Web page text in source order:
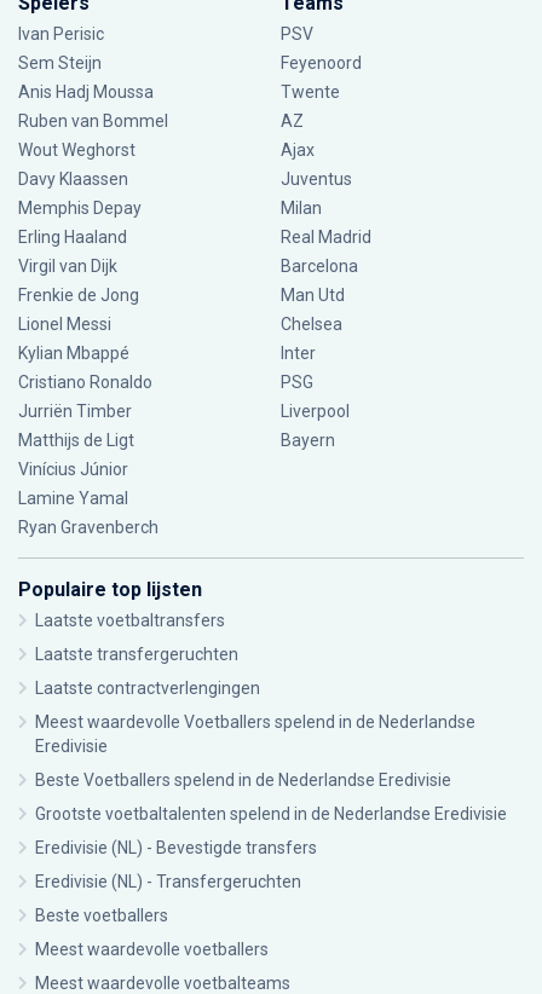
Ivan Perisic
Sem Steijn
Anis Hadj Moussa
Ruben van Bommel
Wout Weghorst
Davy Klaassen
Memphis Depay
Erling Haaland
Virgil van Dijk
Frenkie de Jong
Lionel Messi
Kylian Mbappé
Cristiano Ronaldo
Jurriën Timber
Matthijs de Ligt
Vinícius Júnior
Lamine Yamal
Ryan Gravenberch
PSV
Feyenoord
Twente
AZ
Ajax
Juventus
Milan
Real Madrid
Barcelona
Man Utd
Chelsea
Inter
PSG
Liverpool
Bayern
Populaire top lijsten
Laatste voetbaltransfers
Laatste transfergeruchten
Laatste contractverlengingen
Meest waardevolle Voetballers spelend in de Nederlandse
Eredivisie
Beste Voetballers spelend in de Nederlandse Eredivisie
Grootste voetbaltalenten spelend in de Nederlandse Eredivisie
Eredivisie (NL) - Bevestigde transfers
Eredivisie (NL) - Transfergeruchten
Beste voetballers
Meest waardevolle voetballers
Meest waardevolle voetbalteams